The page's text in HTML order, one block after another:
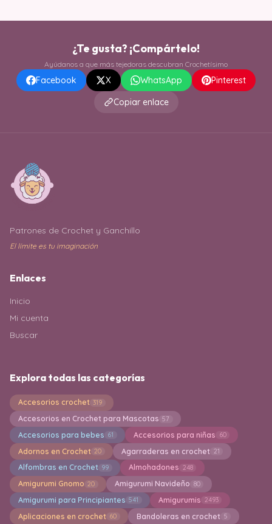
¿Te gusta? ¡Compártelo!
Ayúdanos a que más tejedoras descubran Crochetísimo
Facebook X WhatsApp
Pinterest
Copiar enlace
Patrones de Crochet y Ganchillo
El límite es tu imaginación
Enlaces
Inicio
Mi cuenta
Buscar
Explora todas las categorías
Accesorios crochet 319
Accesorios en Crochet para Mascotas 57
Accesorios para bebes 61 Accesorios para niñas 60
Adornos en Crochet 20 Agarraderas en crochet 21
Alfombras en Crochet 99 Almohadones 248
Amigurumi Gnomo 20 Amigurumi Navideño 80
Amigurumi para Principiantes 541 Amigurumis 2493
Aplicaciones en crochet 60 Bandoleras en crochet 5